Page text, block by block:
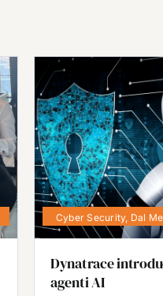
Cyber Security, Dal
Dynatrace
agenti AI